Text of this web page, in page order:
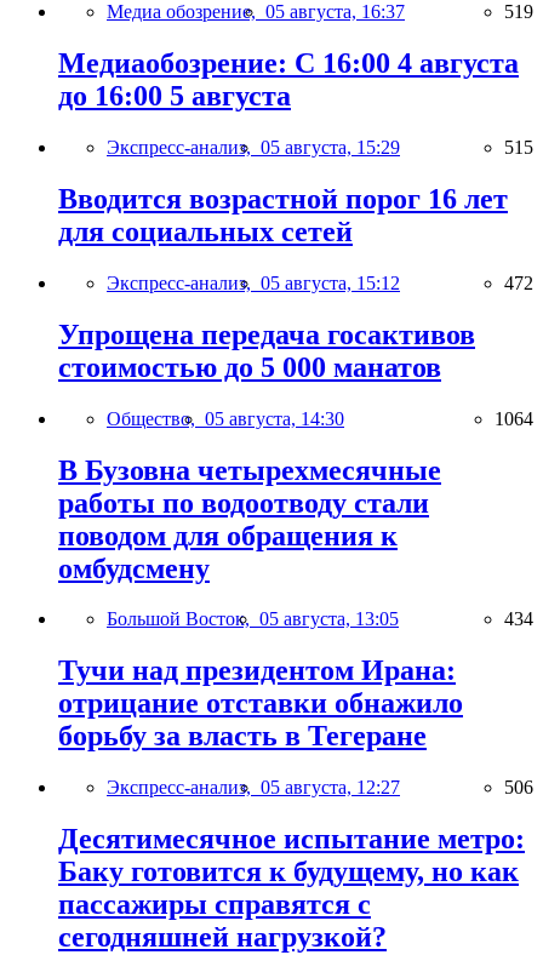
Медиа обозрение, 05 августа, 16:37 519
Медиаобозрение: С 16:00 4 августа
до 16:00 5 августа
Экспресс-анализ, 05 августа, 15:29 515
Вводится возрастной порог 16 лет
для социальных сетей
Экспресс-анализ, 05 августа, 15:12 472
Упрощена передача госактивов
стоимостью до 5 000 манатов
Общество, 05 августа, 14:30 1064
В Бузовна четырехмесячные
работы по водоотводу стали
поводом для обращения к
омбудсмену
Большой Восток, 05 августа, 13:05 434
Тучи над президентом Ирана:
отрицание отставки обнажило
борьбу за власть в Тегеране
Экспресс-анализ, 05 августа, 12:27 506
Десятимесячное испытание метро:
Баку готовится к будущему, но как
пассажиры справятся с
сегодняшней нагрузкой?